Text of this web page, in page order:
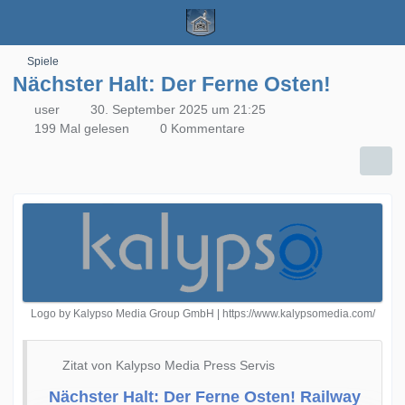
Spiele
Nächster Halt: Der Ferne Osten!
user
30. September 2025 um 21:25
199 Mal gelesen
0 Kommentare
Logo by Kalypso Media Group GmbH | https://www.kalypsomedia.com/
Zitat von Kalypso Media Press Servis
Nächster Halt: Der Ferne Osten! Railway